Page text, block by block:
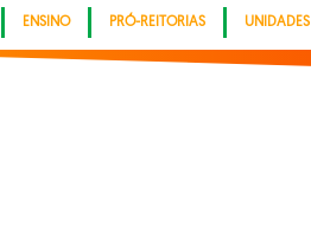
ENSINO PRÓ-REITORIAS UNIDADES